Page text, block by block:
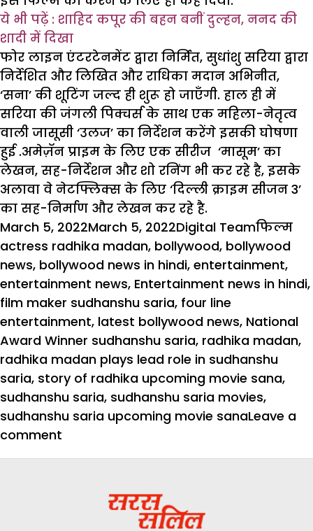
ये भी पढ़ें : शाहिद कपूर की बहन बनीं दुल्हन, ननद की
शादी में दिखा
फोर लाइन एंटरटेनमेंट द्वारा निर्मित, सुधांशु सरिया द्वारा
निर्देशित और लिखित और राधिका मदान अभिनीत,
‘सना’ की शूटिंग जल्द ही शुरू हो जाएँगी. हाल ही में
सरिया की जंगली पिक्चर्स के साथ एक महिला-नेतृत्व
वाली जासूसी ‘उलज’ का निर्देशन करेंगे इसकी घोषणा
हुई .अमेज़ॅन प्राइम के लिए एक सीरीज ‘मासूम’ का
लेखन, सह-निर्देशन और शो रनिंग भी कर रहे है, इसके
अलावा वे नेटफ्लिक्स के लिए ‘दिल्ली क्राइम सीजन 3’
का सह-निर्माण और लेखन कर रहे है.
Posted
on
March 5, 2022March 5, 2022Author
Digital Teamफिल्म
actress radhika madan, bollywood, bollywood
news, bollywood news in hindi, entertainment,
entertainment news, Entertainment news in hindi,
film maker sudhanshu saria, four line
entertainment, latest bollywood news, National
Award Winner sudhanshu saria, radhika madan,
radhika madan plays lead role in sudhanshu
saria, story of radhika upcoming movie sana,
sudhanshu saria, sudhanshu saria movies,
sudhanshu saria upcoming movie sanaLeave a
comment